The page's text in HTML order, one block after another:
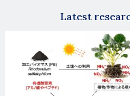
Latest